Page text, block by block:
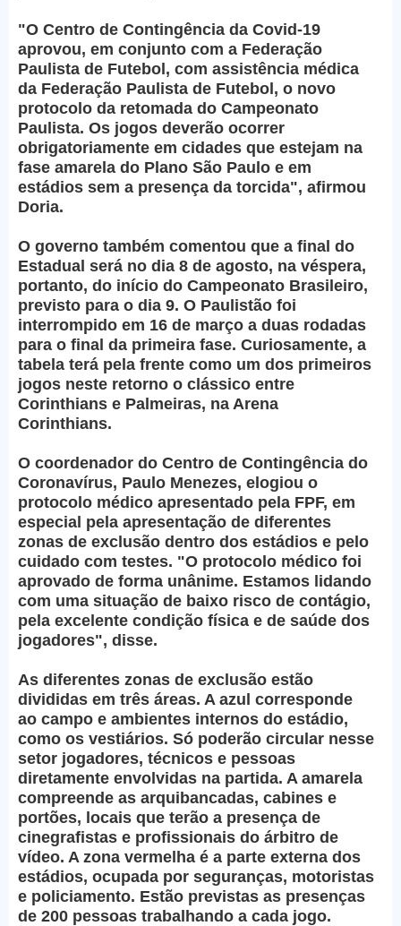
"O Centro de Contingência da Covid-19
aprovou, em conjunto com a Federação
Paulista de Futebol, com assistência médica
da Federação Paulista de Futebol, o novo
protocolo da retomada do Campeonato
Paulista. Os jogos deverão ocorrer
obrigatoriamente em cidades que estejam na
fase amarela do Plano São Paulo e em
estádios sem a presença da torcida", afirmou
Doria.
O governo também comentou que a final do
Estadual será no dia 8 de agosto, na véspera,
portanto, do início do Campeonato Brasileiro,
previsto para o dia 9. O Paulistão foi
interrompido em 16 de março a duas rodadas
para o final da primeira fase. Curiosamente, a
tabela terá pela frente como um dos primeiros
jogos neste retorno o clássico entre
Corinthians e Palmeiras, na Arena
Corinthians.
O coordenador do Centro de Contingência do
Coronavírus, Paulo Menezes, elogiou o
protocolo médico apresentado pela FPF, em
especial pela apresentação de diferentes
zonas de exclusão dentro dos estádios e pelo
cuidado com testes. "O protocolo médico foi
aprovado de forma unânime. Estamos lidando
com uma situação de baixo risco de contágio,
pela excelente condição física e de saúde dos
jogadores", disse.
As diferentes zonas de exclusão estão
divididas em três áreas. A azul corresponde
ao campo e ambientes internos do estádio,
como os vestiários. Só poderão circular nesse
setor jogadores, técnicos e pessoas
diretamente envolvidas na partida. A amarela
compreende as arquibancadas, cabines e
portões, locais que terão a presença de
cinegrafistas e profissionais do árbitro de
vídeo. A zona vermelha é a parte externa dos
estádios, ocupada por seguranças, motoristas
e policiamento. Estão previstas as presenças
de 200 pessoas trabalhando a cada jogo.